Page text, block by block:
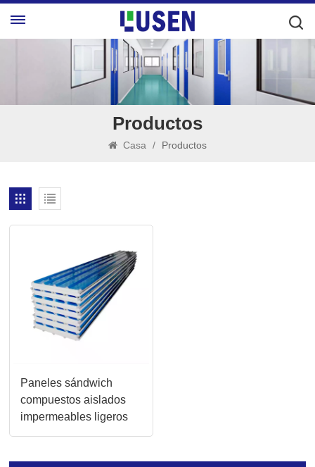
Productos
Casa / Productos
Paneles sándwich
compuestos aislados
impermeables ligeros
personalizables